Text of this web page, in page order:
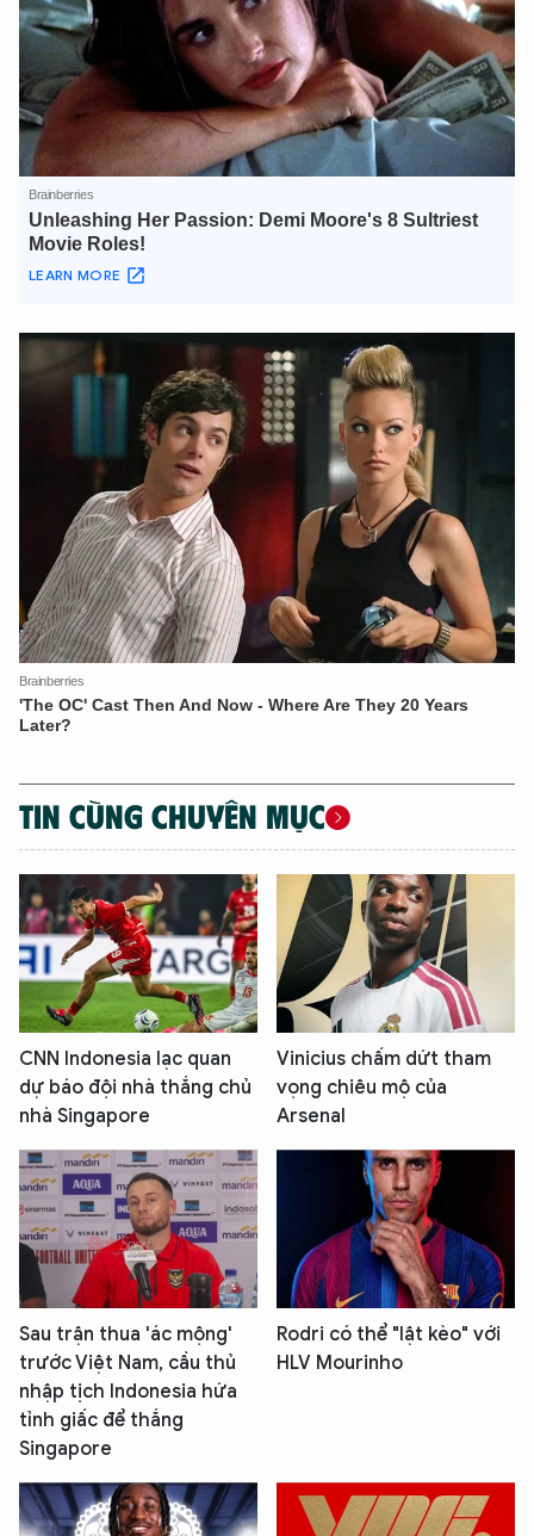
TIN CÙNG CHUYÊN MỤC
CNN Indonesia lạc quan
dự báo đội nhà thắng chủ
nhà Singapore
Vinicius chấm dứt tham
vọng chiêu mộ của
Arsenal
Sau trận thua 'ác mộng'
trước Việt Nam, cầu thủ
nhập tịch Indonesia hứa
tỉnh giấc để thắng
Singapore
Rodri có thể "lật kèo" với
HLV Mourinho
XIN CHÀO,
TÔI LÀ CHATBOT CỦA
Hãy hỏi tôi bất kỳ điều gì bạn cần biết về
An Ninh Thủ Đô nhé. Tôi sẵn sàng hỗ trợ!